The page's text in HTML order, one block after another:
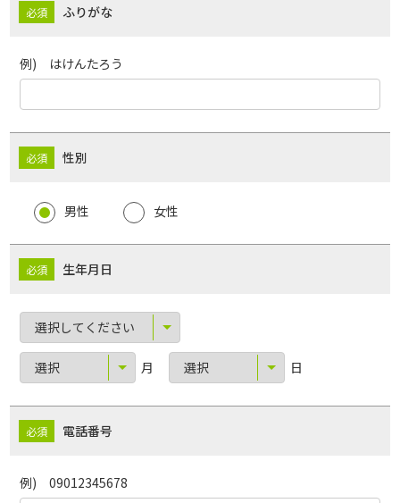
ふりがな
例) はけんたろう
性別
男性 女性
生年月日
月 日
電話番号
例) 09012345678